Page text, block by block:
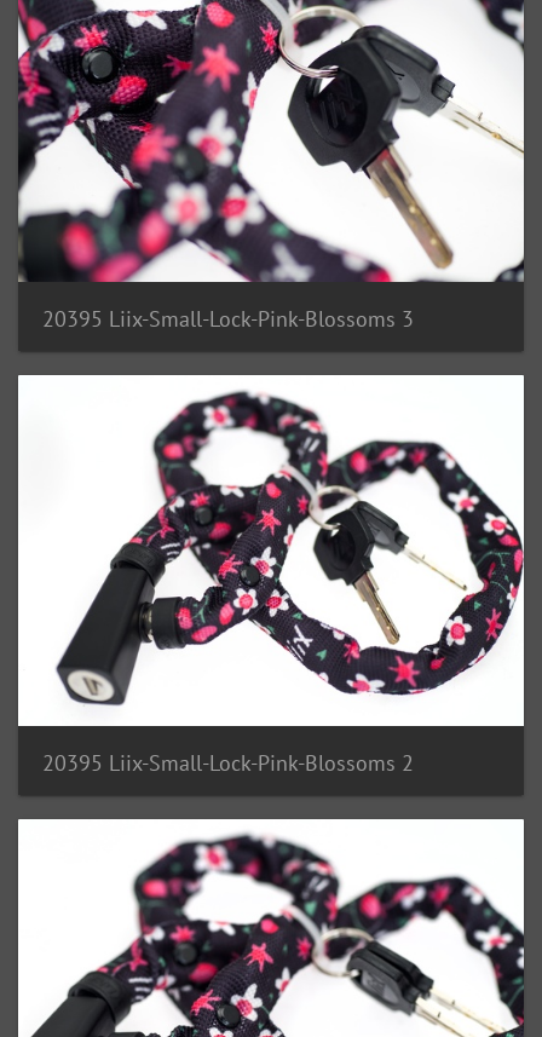
20395 Liix-Small-Lock-Pink-Blossoms 3
20395 Liix-Small-Lock-Pink-Blossoms 2